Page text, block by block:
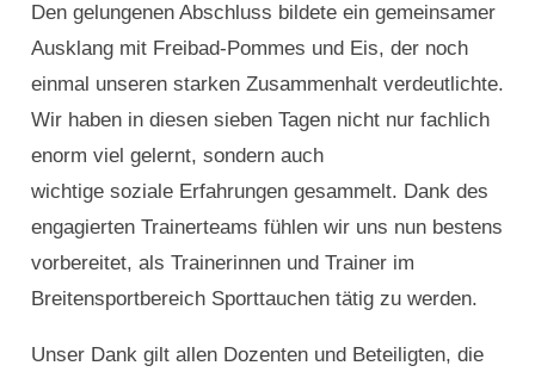
Den gelungenen Abschluss bildete ein gemeinsamer
Ausklang mit Freibad-Pommes und Eis, der noch
einmal unseren starken Zusammenhalt verdeutlichte.
Wir haben in diesen sieben Tagen nicht nur fachlich
enorm viel gelernt, sondern auch
wichtige soziale Erfahrungen gesammelt. Dank des
engagierten Trainerteams fühlen wir uns nun bestens
vorbereitet, als Trainerinnen und Trainer im
Breitensportbereich Sporttauchen tätig zu werden.
Unser Dank gilt allen Dozenten und Beteiligten, die